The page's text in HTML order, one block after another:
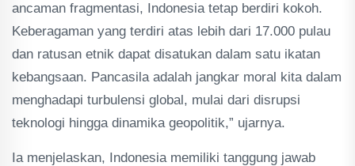
ancaman fragmentasi, Indonesia tetap berdiri kokoh.
Keberagaman yang terdiri atas lebih dari 17.000 pulau
dan ratusan etnik dapat disatukan dalam satu ikatan
kebangsaan. Pancasila adalah jangkar moral kita dalam
menghadapi turbulensi global, mulai dari disrupsi
teknologi hingga dinamika geopolitik,” ujarnya.
Ia menjelaskan, Indonesia memiliki tanggung jawab